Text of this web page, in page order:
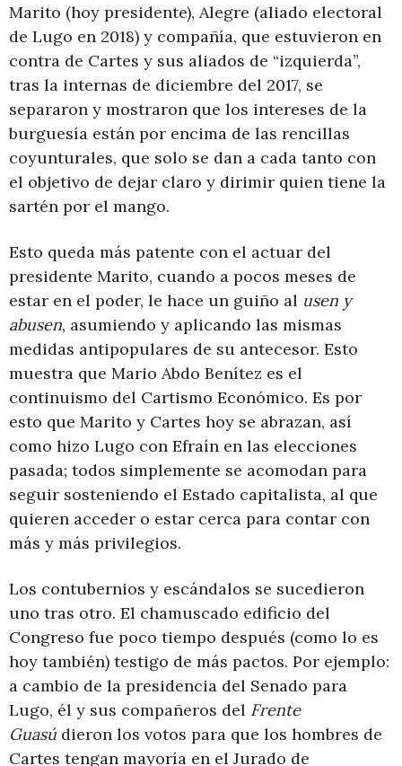
Marito (hoy presidente), Alegre (aliado electoral
de Lugo en 2018) y compañía, que estuvieron en
contra de Cartes y sus aliados de “izquierda”,
tras la internas de diciembre del 2017, se
separaron y mostraron que los intereses de la
burguesía están por encima de las rencillas
coyunturales, que solo se dan a cada tanto con
el objetivo de dejar claro y dirimir quien tiene la
sartén por el mango.
Esto queda más patente con el actuar del
presidente Marito, cuando a pocos meses de
estar en el poder, le hace un guiño al usen y
abusen, asumiendo y aplicando las mismas
medidas antipopulares de su antecesor. Esto
muestra que Mario Abdo Benítez es el
continuismo del Cartismo Económico. Es por
esto que Marito y Cartes hoy se abrazan, así
como hizo Lugo con Efraín en las elecciones
pasada; todos simplemente se acomodan para
seguir sosteniendo el Estado capitalista, al que
quieren acceder o estar cerca para contar con
más y más privilegios.
Los contubernios y escándalos se sucedieron
uno tras otro. El chamuscado edificio del
Congreso fue poco tiempo después (como lo es
hoy también) testigo de más pactos. Por ejemplo:
a cambio de la presidencia del Senado para
Lugo, él y sus compañeros del Frente
Guasúdieron los votos para que los hombres de
Cartes tengan mayoría en el Jurado de